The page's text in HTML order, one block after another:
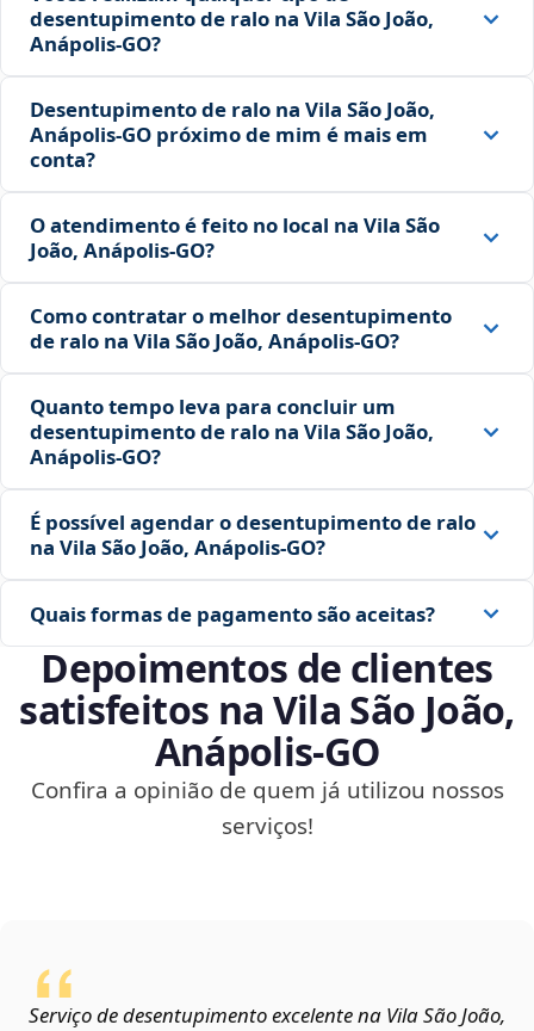
desentupimento de ralo na Vila São João,
Anápolis‑GO?
Desentupimento de ralo na Vila São João,
Anápolis‑GO próximo de mim é mais em
conta?
O atendimento é feito no local na Vila São
João, Anápolis‑GO?
Como contratar o melhor desentupimento
de ralo na Vila São João, Anápolis‑GO?
Quanto tempo leva para concluir um
desentupimento de ralo na Vila São João,
Anápolis‑GO?
É possível agendar o desentupimento de ralo
na Vila São João, Anápolis‑GO?
Quais formas de pagamento são aceitas?
Depoimentos de clientes
satisfeitos na Vila São João,
Anápolis‑GO
Confira a opinião de quem já utilizou nossos
serviços!
Serviço de desentupimento excelente na Vila São João,